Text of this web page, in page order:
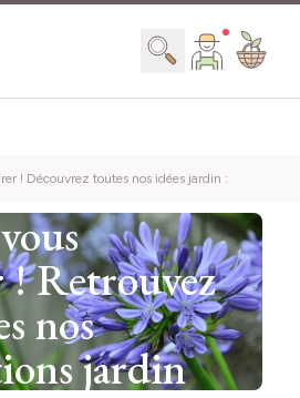
Chercher
! Découvrez toutes nos idées jardin :
Retrouvez
nos
jardin